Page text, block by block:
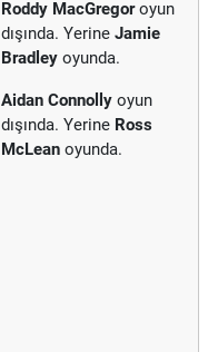
Roddy MacGregoroyun
dışında. Yerine Jamie
Bradley oyunda.
Aidan Connolly oyun
dışında. Yerine Ross
McLean oyunda.